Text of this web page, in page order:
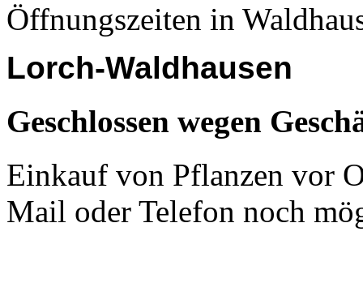
Öffnungszeiten in
Lorch-Waldhausen
Geschlossen wegen
Einkauf von Pflanzen vor
Mail oder Telefon noch